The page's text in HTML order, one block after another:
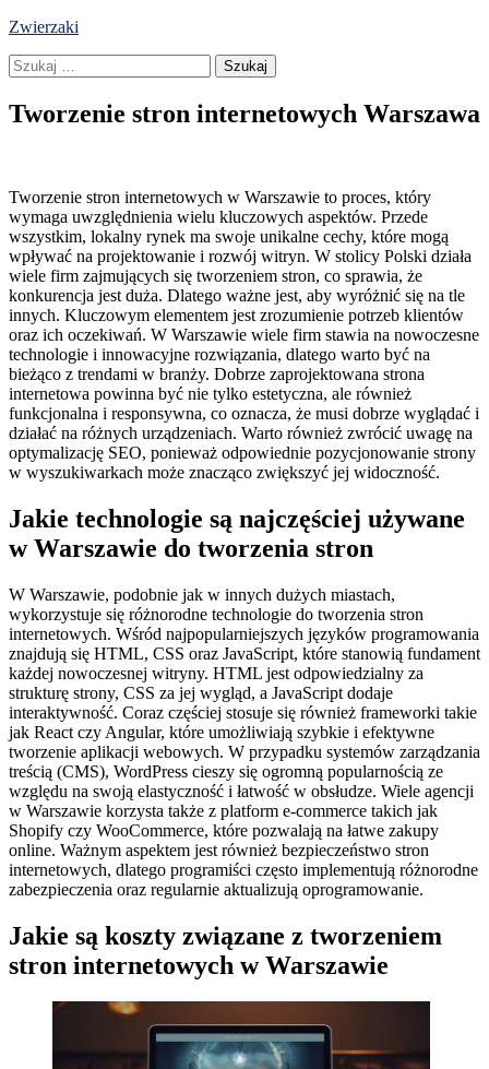
Skip
content
Zwierzaki
Szukaj:
Tworzenie stron internetowych Warszawa
Tworzenie stron internetowych w Warszawie to proces, który
wymaga uwzględnienia wielu kluczowych aspektów. Przede
wszystkim, lokalny rynek ma swoje unikalne cechy, które mogą
wpływać na projektowanie i rozwój witryn. W stolicy Polski działa
wiele firm zajmujących się tworzeniem stron, co sprawia, że
konkurencja jest duża. Dlatego ważne jest, aby wyróżnić się na tle
innych. Kluczowym elementem jest zrozumienie potrzeb klientów
oraz ich oczekiwań. W Warszawie wiele firm stawia na nowoczesne
technologie i innowacyjne rozwiązania, dlatego warto być na
bieżąco z trendami w branży. Dobrze zaprojektowana strona
internetowa powinna być nie tylko estetyczna, ale również
funkcjonalna i responsywna, co oznacza, że musi dobrze wyglądać i
działać na różnych urządzeniach. Warto również zwrócić uwagę na
optymalizację SEO, ponieważ odpowiednie pozycjonowanie strony
w wyszukiwarkach może znacząco zwiększyć jej widoczność.
Jakie technologie są najczęściej używane
w Warszawie do tworzenia stron
W Warszawie, podobnie jak w innych dużych miastach,
wykorzystuje się różnorodne technologie do tworzenia stron
internetowych. Wśród najpopularniejszych języków programowania
znajdują się HTML, CSS oraz JavaScript, które stanowią fundament
każdej nowoczesnej witryny. HTML jest odpowiedzialny za
strukturę strony, CSS za jej wygląd, a JavaScript dodaje
interaktywność. Coraz częściej stosuje się również frameworki takie
jak React czy Angular, które umożliwiają szybkie i efektywne
tworzenie aplikacji webowych. W przypadku systemów zarządzania
treścią (CMS), WordPress cieszy się ogromną popularnością ze
względu na swoją elastyczność i łatwość w obsłudze. Wiele agencji
w Warszawie korzysta także z platform e-commerce takich jak
Shopify czy WooCommerce, które pozwalają na łatwe zakupy
online. Ważnym aspektem jest również bezpieczeństwo stron
internetowych, dlatego programiści często implementują różnorodne
zabezpieczenia oraz regularnie aktualizują oprogramowanie.
Jakie są koszty związane z tworzeniem
stron internetowych w Warszawie